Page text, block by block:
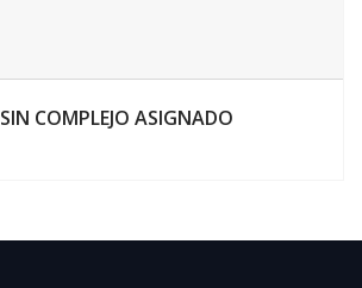
SIN COMPLEJO ASIGNADO